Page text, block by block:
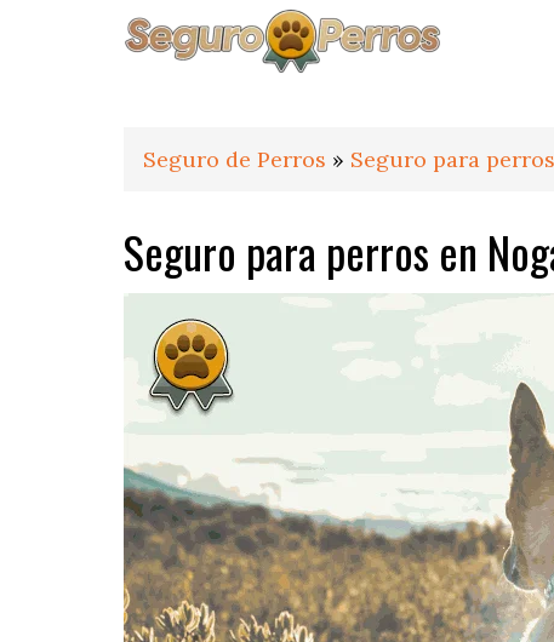
Seguro de Perros » Seguro para
Seguro para perros en